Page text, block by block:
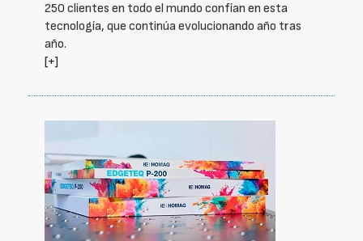
250 clientes en todo el mundo confían en esta
tecnología, que continúa evolucionando año tras
año.
[+]